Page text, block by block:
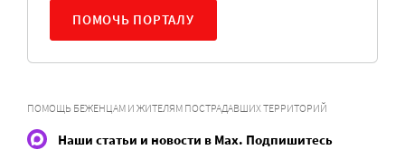
ПОМОЧЬ ПОРТАЛУ
ПОМОЩЬ БЕЖЕНЦАМ И ЖИТЕЛЯМ ПОСТРАДАВШИХ ТЕРРИТОРИЙ
Наши статьи и новости в Max. Подпишитесь